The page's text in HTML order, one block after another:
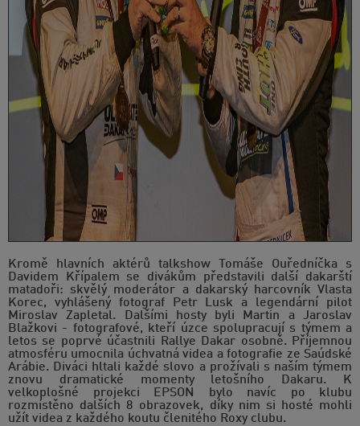
Kromě hlavních aktérů talkshow Tomáše Ouředníčka s
Davidem Křípalem se divákům představili další dakarští
matadoři: skvělý moderátor a dakarský harcovník Vlasta
Korec, vyhlášený fotograf Petr Lusk a legendární pilot
Miroslav Zapletal. Dalšími hosty byli Martin a Jaroslav
Blažkovi - fotografové, kteří úzce spolupracují s týmem a
letos se poprvé účastnili Rallye Dakar osobně. Příjemnou
atmosféru umocnila úchvatná videa a fotografie ze Saúdské
Arábie. Diváci hltali každé slovo a prožívali s naším týmem
znovu dramatické momenty letošního Dakaru. K
velkoplošné projekci EPSON bylo navíc po klubu
rozmístěno dalších 8 obrazovek, díky nim si hosté mohli
užít videa z každého koutu členitého Roxy clubu.